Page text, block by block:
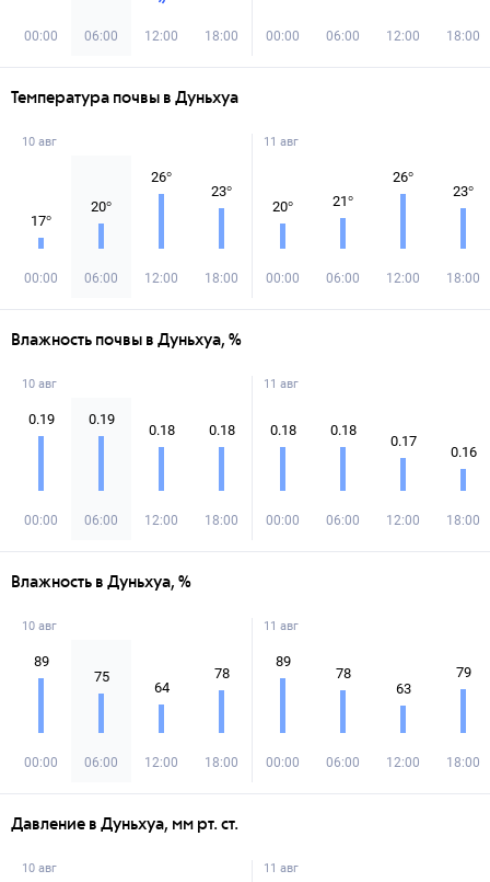
00:00 06:00 12:00 18:00 00:00 06:00 12:00 18:00
Температура почвы в Дуньхуа
10 авг
17°
00:00
20°
06:00
26°
12:00
23°
18:00
11 авг
20°
00:00
21°
06:00
26°
12:00
23°
18:00
Влажность почвы в Дуньхуа, %
10 авг
0.19
00:00
0.19
06:00
0.18
12:00
0.18
18:00
11 авг
0.18
00:00
0.18
06:00
0.17
12:00
0.16
18:00
Влажность в Дуньхуа, %
10 авг
89
00:00
75
06:00
64
12:00
78
18:00
11 авг
89
00:00
78
06:00
63
12:00
79
18:00
Давление в Дуньхуа, мм рт. ст.
10 авг 11 авг